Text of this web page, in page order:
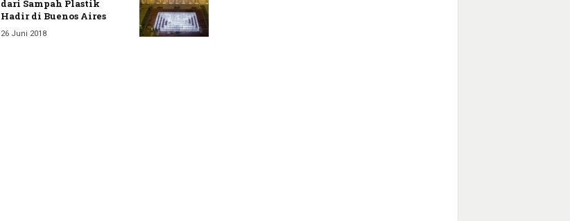
dari Sampah Plastik
Hadir di Buenos Aires
26 Juni 2018